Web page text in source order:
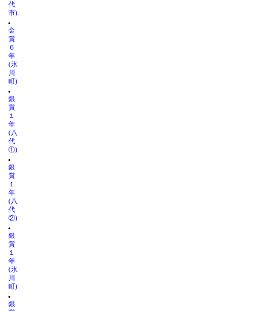
代
市)
金
賞
６
年
(氷
川
町)
銀
賞
１
年
(八
代
①)
銀
賞
１
年
(八
代
②)
銀
賞
１
年
(氷
川
町)
銀